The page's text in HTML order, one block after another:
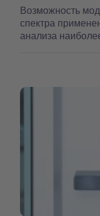
Возможность
спектра
анализа